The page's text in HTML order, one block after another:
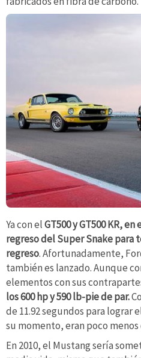
Ya con elGT500 y GT500 KR,
regreso del Super Snake para
regreso. Afortunadamente,
también es lanzado. Aunque
elementos con sus
los 600 hp y 590 lb-pie de par.
de 11.92 segundos para lograr
su momento, eran poco
En 2010, el Mustang sería